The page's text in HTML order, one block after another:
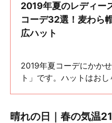
2019年夏のレディー
コーデ32選！麦わら
広ハット
2019年夏コーデにかか
ト」です。ハットはおし
晴れの日｜春の気温